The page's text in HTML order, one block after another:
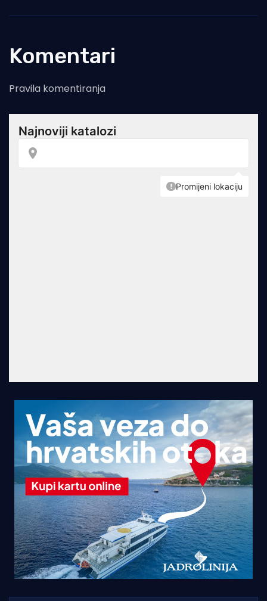
Komentari
Pravila komentiranja